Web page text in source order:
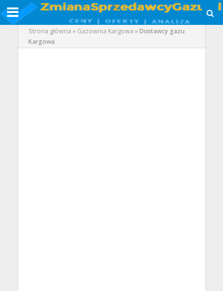
Strona główna » Gazownia Kargowa »Dostawcy gazu
Kargowa